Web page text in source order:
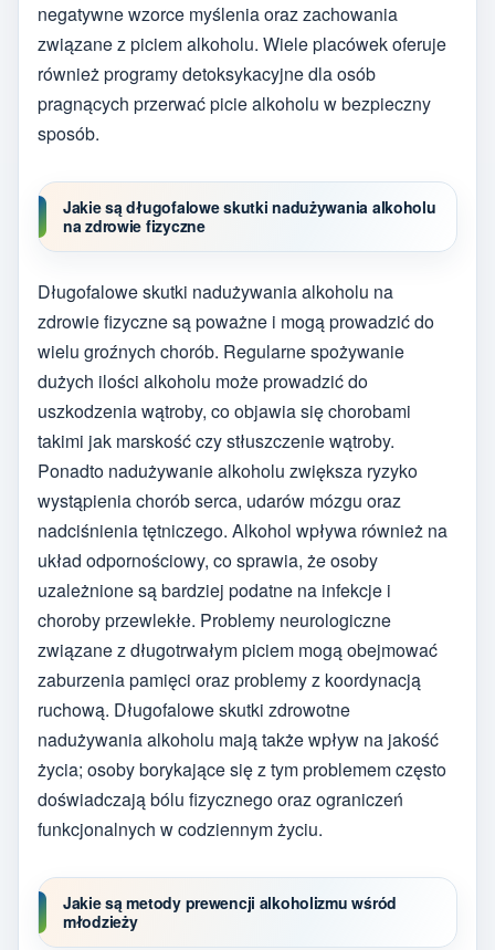
negatywne wzorce myślenia oraz zachowania
związane z piciem alkoholu. Wiele placówek oferuje
również programy detoksykacyjne dla osób
pragnących przerwać picie alkoholu w bezpieczny
sposób.
Jakie są długofalowe skutki nadużywania alkoholu
na zdrowie fizyczne
Długofalowe skutki nadużywania alkoholu na
zdrowie fizyczne są poważne i mogą prowadzić do
wielu groźnych chorób. Regularne spożywanie
dużych ilości alkoholu może prowadzić do
uszkodzenia wątroby, co objawia się chorobami
takimi jak marskość czy stłuszczenie wątroby.
Ponadto nadużywanie alkoholu zwiększa ryzyko
wystąpienia chorób serca, udarów mózgu oraz
nadciśnienia tętniczego. Alkohol wpływa również na
układ odpornościowy, co sprawia, że osoby
uzależnione są bardziej podatne na infekcje i
choroby przewlekłe. Problemy neurologiczne
związane z długotrwałym piciem mogą obejmować
zaburzenia pamięci oraz problemy z koordynacją
ruchową. Długofalowe skutki zdrowotne
nadużywania alkoholu mają także wpływ na jakość
życia; osoby borykające się z tym problemem często
doświadczają bólu fizycznego oraz ograniczeń
funkcjonalnych w codziennym życiu.
Jakie są metody prewencji alkoholizmu wśród
młodzieży